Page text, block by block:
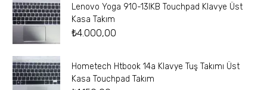
Lenovo Yoga 910-13IKB Touchpad Klavye Üst
Kasa Takım
₺4.000,00
Hometech Htbook 14a Klavye Tuş Takımı Üst
Kasa Touchpad Takım